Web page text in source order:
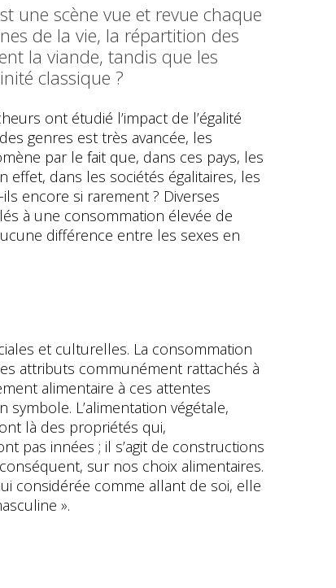
une scène vue et revue chaque
de la vie, la répartition des
la viande, tandis que les
classique ?
ont étudié l’impact de l’égalité
genres est très avancée, les
par le fait que, dans ces pays, les
dans les sociétés égalitaires, les
encore si rarement ? Diverses
à une consommation élevée de
différence entre les sexes en
et culturelles. La consommation
attributs communément rattachés à
alimentaire à ces attentes
L’alimentation végétale,
là des propriétés qui,
pas innées ; il s’agit de constructions
sur nos choix alimentaires.
considérée comme allant de soi, elle
».